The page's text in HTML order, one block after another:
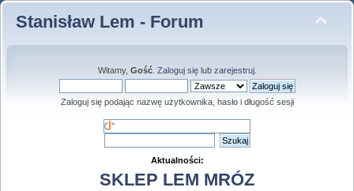
Stanisław Lem - Forum
Witamy, Gość. Zaloguj sięlub zarejestruj.
Zaloguj się podając nazwę użytkownika, hasło i długość sesji
Aktualności:
SKLEP LEM MRÓZ